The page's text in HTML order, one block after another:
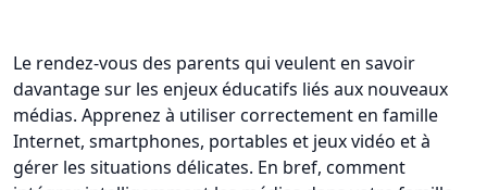
Le rendez-vous des parents qui veulent en savoir
davantage sur les enjeux éducatifs liés aux nouveaux
médias. Apprenez à utiliser correctement en famille
Internet, smartphones, portables et jeux vidéo et à
gérer les situations délicates. En bref, comment